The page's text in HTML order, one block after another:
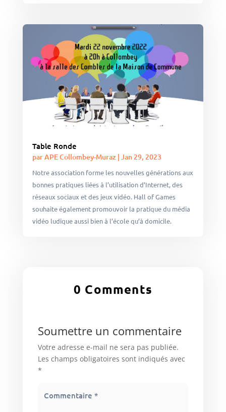
Table Ronde
parAPE Collombey-Muraz| Jan 29, 2023
Notre association forme les nouvelles générations aux
bonnes pratiques liées à l’utilisation d’Internet, des
réseaux sociaux et des jeux vidéo. Hall of Games
souhaite également promouvoir la pratique du média
vidéo ludique aussi bien à l’école qu’à domicile.
0 Comments
Soumettre un commentaire
Votre adresse e-mail ne sera pas publiée.
Les champs obligatoires sont indiqués avec
*